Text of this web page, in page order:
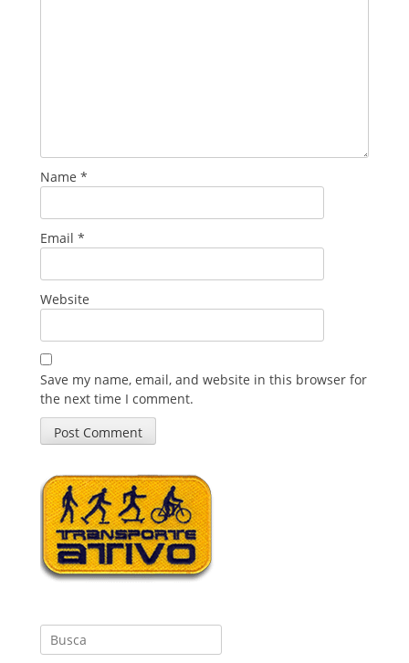
Name *
Email *
Website
Save my name, email, and website in this browser for
the next time I comment.
Search
for: